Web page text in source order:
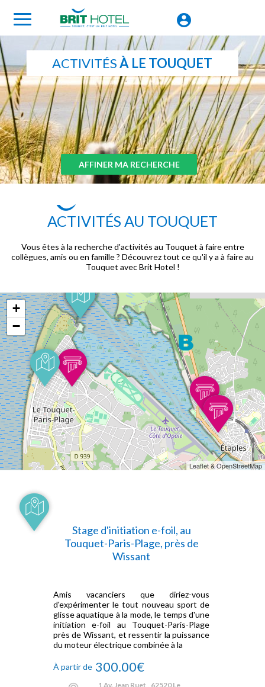
ACTIVITÉSÀ LE TOUQUET
AFFINER MA RECHERCHE
ACTIVITÉS AU TOUQUET
Vous êtes à la recherche d'activités au Touquet à faire entre
collègues, amis ou en famille ? Découvrez tout ce qu'il y a à faire au
Touquet avec Brit Hotel !
+
−
Leaflet & OpenStreetMap
Stage d'initiation e-foil, au
Touquet-Paris-Plage, près de
Wissant
Amis vacanciers que diriez-vous
d'expérimenter le tout nouveau sport de
glisse aquatique à la mode, le temps d'une
initiation e-foil au Touquet-Paris-Plage
près de Wissant, et ressentir la puissance
du moteur électrique combinée à la
À partir de 300.00€
1 Av. Jean Ruet,, 62520 Le